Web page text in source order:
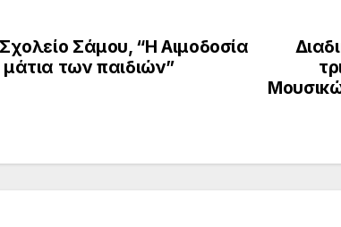
Σάμου, “Η Αιμοδοσία
των παιδιών”